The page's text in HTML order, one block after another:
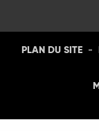
PLAN DU SITE -